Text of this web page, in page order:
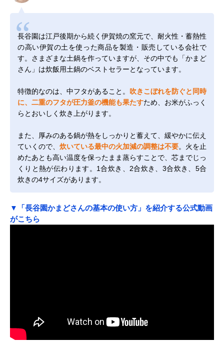
長谷園は江戸後期から続く伊賀焼の窯元で、耐火性・蓄熱性
の高い伊賀の土を使った商品を製造・販売している会社で
す。さまざまな土鍋を作っていますが、その中でも「かまど
さん」は炊飯用土鍋のベストセラーとなっています。
特徴的なのは、中フタがあること。 吹きこぼれを防ぐと同時
に、二重のフタが圧力釜の機能も果たすため、お米がふっく
らとおいしく炊き上がります。
また、厚みのある鍋が熱をしっかりと蓄えて、緩やかに伝え
ていくので、 炊いている最中の火加減の調整は不要。火を止
めたあとも高い温度を保ったまま蒸らすことで、芯までじっ
くりと熱が伝わります。1合炊き、2合炊き、3合炊き、5合
炊きの4サイズがあります。
▼「長谷園かまどさんの基本の使い方」を紹介する公式動画
がこちら